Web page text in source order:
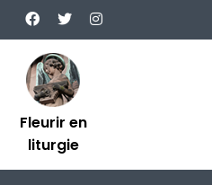
Fleurir en
liturgie